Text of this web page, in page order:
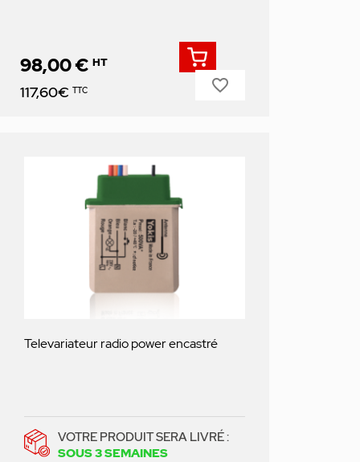
Prix
98,00 € HT
117,60€ TTC favorite_border
Televariateur radio power encastré
VOTRE PRODUIT SERA LIVRÉ :
SOUS 3 SEMAINES